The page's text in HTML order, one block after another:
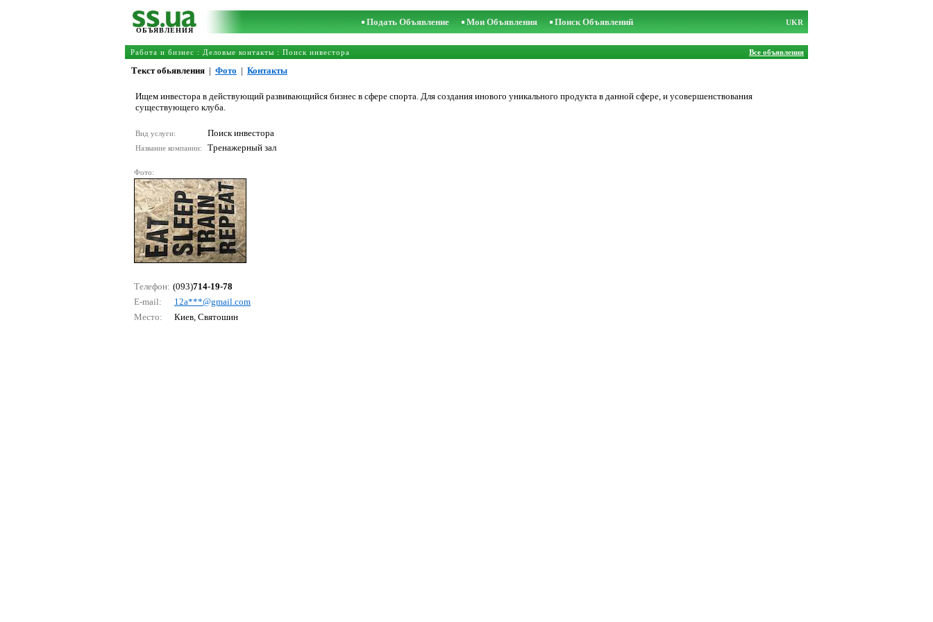
ОБЪЯВЛЕНИЯ
Подать Объявление Мои Объявления Поиск Объявлений UKR
Работа и бизнес : Деловые контакты : Поиск инвестора Все объявления
Текст обьявления | Фото | Контакты
Ищем инвестора в действующий развивающийся бизнес в сфере спорта. Для создания инового уникального продукта в данной сфере, и усовершенствования
существующего клуба.
Вид услуги: Поиск инвестора
Название компании: Тренажерный зал
Фото:
Телефон: (093)714-19-78
E-mail:
12а***@gmаil.соm
Место:
Киев, Святошин